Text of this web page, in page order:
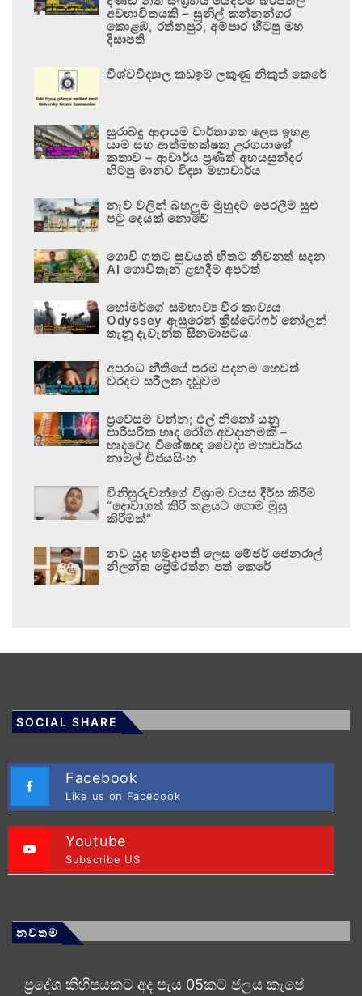
අවභාවිතයකි – සුනිල් කන්නන්ගර
කොළඹ, රත්නපුර, අම්පාර හිටපු මහ
දිසාපති
විශ්වවිද්‍යාල කඩඉම් ලකුණු නිකුත් කෙරේ
සුරාබදු ආදායම වාර්තාගත ලෙස ඉහළ
යාම සහ ආත්මභක්ෂක උරගයාගේ
කතාව – ආචාර්ය ප්‍රණීත් අභයසුන්දර
හිටපු මානව විද්‍යා මහාචාර්ය
නැව් වලින් බහලුම් මුහුදට පෙරලීම සුළු
පටු දෙයක් නොවේ
ගොවි ගතට සුවයත් හිතට නිවනත් සදන
AI ගොවිතැන ළඟදීම අපටත්
හෝමර්ගේ සම්භාව්‍ය වීර කාව්‍යය
Odyssey ඇසුරෙන් ක්‍රිස්ටෝෆර් නෝලන්
තැනූ දැවැන්ත සිනමාපටය
අපරාධ නීතියේ පරම පදනම හෙවත්
වරදට සරිලන දඬුවම
ප්‍රවේසම් වන්න; එල් නිනෝ යනු
පාරිසරික හෘද රෝග අවදානමකි –
හෘදවේද විශේෂඥ වෛද්‍ය මහාචාර්ය
නාමල් විජයසිංහ
විනිසුරුවන්ගේ විශ්‍රාම වයස දීර්ඝ කිරීම
“දොවාගත් කිරි කළයට ගොම මුසු
කිරීමක්”
නව යුද හමුදාපති ලෙස මේජර් ජෙනරාල්
නිලන්ත ප්‍රේමරත්න පත් කෙරේ
SOCIAL SHARE
Facebook
Like us on Facebook
Youtube
Subscribe US
නවතම
ප්‍රදේශ කිහිපයකට අද පැය 05කට ජලය කැපේ